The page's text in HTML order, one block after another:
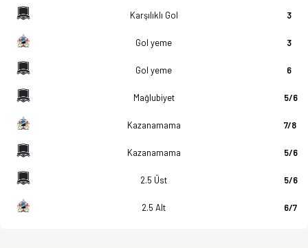
Karşılıklı Gol 3
Gol yeme 3
Gol yeme 6
Mağlubiyet 5/6
Kazanamama 7/8
Kazanamama 5/6
2.5 Üst 5/6
2.5 Alt 6/7